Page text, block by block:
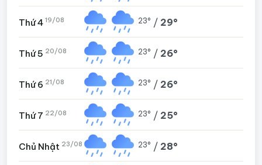
Thứ 4 19/08 23° / 29°
Thứ 5 20/08 23° / 26°
Thứ 6 21/08 23° / 26°
Thứ 7 22/08 23° / 25°
Chủ Nhật 23/08 23° / 28°